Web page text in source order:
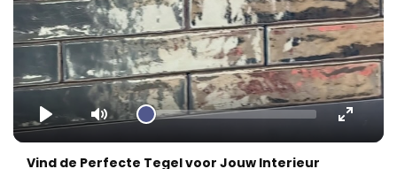
Play Mute
Vind de Perfecte Tegel voor Jouw Interieur